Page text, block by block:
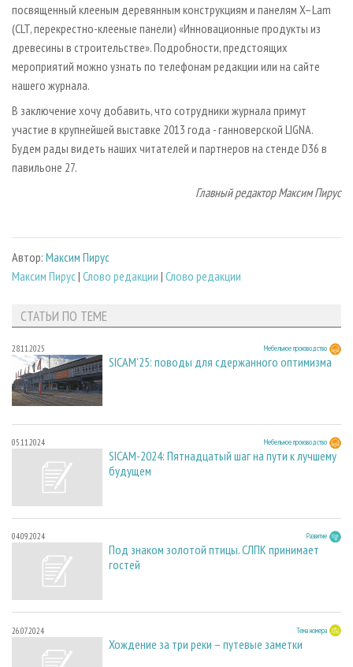
посвященный клееным деревянным конструкциям и панелям X–Lam
(CLT, перекрестно-клееные панели) «Инновационные продукты из
древесины в строительстве». Подробности, предстоящих
мероприятий можно узнать по телефонам редакции или на сайте
нашего журнала.
В заключение хочу добавить, что сотрудники журнала примут
участие в крупнейшей выставке 2013 года - ганноверской LIGNA.
Будем рады видеть наших читателей и партнеров на стенде D36 в
павильоне 27.
Главный редактор Максим Пирус
Автор: Максим Пирус
Максим Пирус| Слово редакции | Слово редакции
СТАТЬИ ПО ТЕМЕ
28.11.2025 Мебельное производство
SICAM'25: поводы для сдержанного оптимизма
05.11.2024 Мебельное производство
SICAM-2024: Пятнадцатый шаг на пути к лучшему
будущем
04.09.2024 Развитие
Под знаком золотой птицы. СЛПК принимает
гостей
26.07.2024 Тема номера
Хождение за три реки – путевые заметки